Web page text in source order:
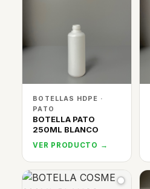
BOTELLAS HDPE ·
PATO
BOTELLA PATO
250ML BLANCO
VER PRODUCTO →